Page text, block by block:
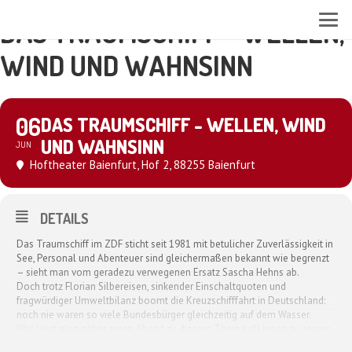
DAS TRAUMSCHIFF - WELLEN,
WIND UND WAHNSINN
06
JUN
DAS TRAUMSCHIFF - WELLEN, WIND
UND WAHNSINN
Hoftheater Baienfurt, Hof 2, 88255 Baienfurt
DETAILS
Das Traumschiff im ZDF sticht seit 1981 mit betulicher Zuverlässigkeit in
See, Personal und Abenteuer sind gleichermaßen bekannt wie begrenzt
– sieht man vom geradezu verwegenen Ersatz Sascha Hehns ab.
Doch trotz Florian Silbereisen, sinkender Einschaltquoten und
fragwürdiger Umweltbilanz boomt die Kreuzschifffahrt in Deutschland:
noch nie waren so viele Bundesbürger gleichzeitig auf dem Wasser.